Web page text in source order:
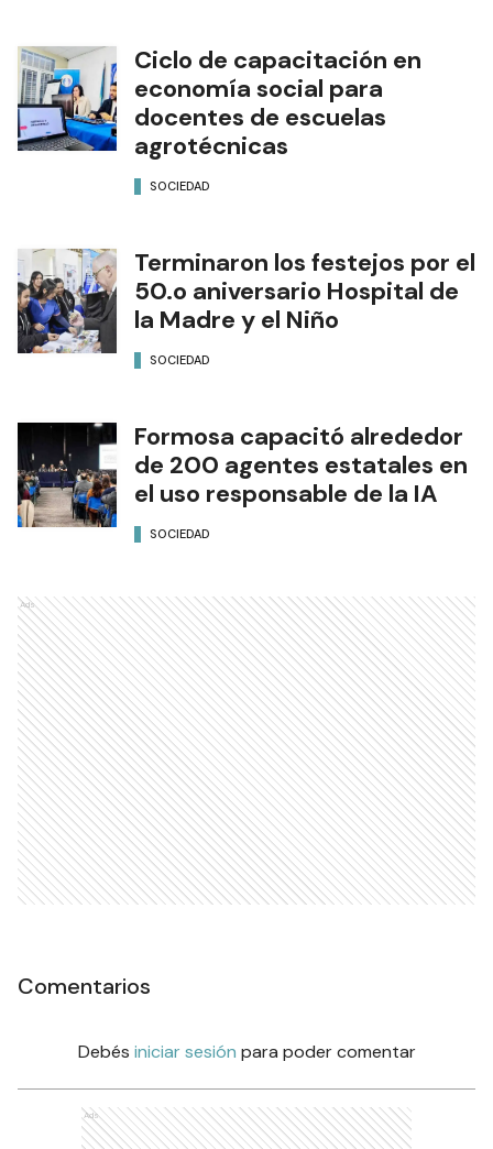
Ciclo de capacitación en
economía social para
docentes de escuelas
agrotécnicas
SOCIEDAD
Terminaron los festejos por el
50.o aniversario Hospital de
la Madre y el Niño
SOCIEDAD
Formosa capacitó alrededor
de 200 agentes estatales en
el uso responsable de la IA
SOCIEDAD
Ads
Comentarios
Debés iniciar sesión para poder comentar
Ads